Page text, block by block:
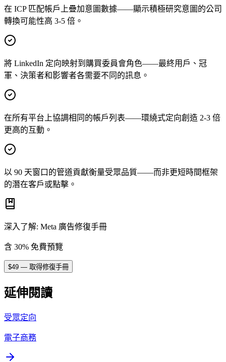
在 ICP 匹配帳戶上疊加意圖數據——顯示積極研究意圖的公司
轉換可能性高 3-5 倍。
將 LinkedIn 定向映射到購買委員會角色——最終用戶、冠
軍、決策者和影響者各需要不同的訊息。
在所有平台上協調相同的帳戶列表——環繞式定向創造 2-3 倍
更高的互動。
以 90 天窗口的管道貢獻衡量受眾品質——而非更短時間框架
的潛在客戶或點擊。
深入了解: Meta 廣告修復手冊
含 30% 免費預覽
$49 — 取得修復手冊
延伸閱讀
受眾定向
電子商務